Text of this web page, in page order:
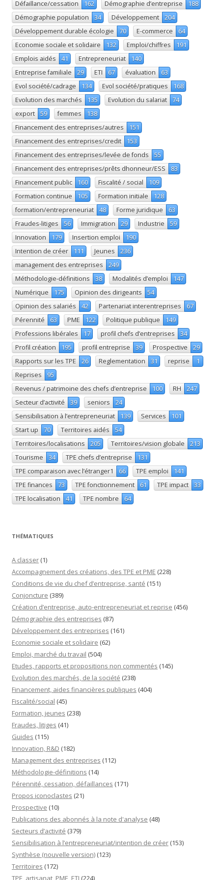
Défaillance/cessation
162 Démographie d’entreprise
188
Démographie population
34 Développement
204
Développement durable écologie
70 E-commerce
64
Economie sociale et solidaire
132 Emploi/chiffres
191
Emplois aidés
41 Entrepreneuriat
140
Entreprise familiale
29 ETI 67 évaluation
63
Evol société/cadrage
134 Evol société/pratiques
168
Evolution des marchés
135 Evolution du salariat
74
export
59 femmes
138
Financement des entreprises/autres
151
Financement des entreprises/credit
153
Financement des entreprises/levée de fonds
55
Financement des entreprises/prêts dhonneur/ESS
83
Financement public
160 Fiscalité / social
109
Formation continue
105 Formation initiale
128
formation/entrepreneuriat
48 Forme juridique
63
Fraudes-litiges
56 Immigration 29 Industrie
59
Innovation
179 Insertion emploi
190
Intention de créer
111 Jeunes
236
management des entreprises
249
Méthodologie-définitions
38 Modalités d’emploi
147
Numérique
175 Opinion des dirigeants
54
Opinion des salariés
42 Partenariat interentreprises
67
Pérennité
63 PME 122 Politique publique
149
Professions libérales
17 profil chefs d’entreprises
34
Profil création
195 profil entreprise 39 Prospective
29
Rapports sur les TPE
26 Reglementation 31 reprise
1
Reprises
95
Revenus / patrimoine des chefs d’entreprise
100 RH
247
Secteur d’activité
39 seniors
24
Sensibilisation à l’entrepreneuriat
139 Services
101
Start up
70 Territoires aidés
54
Territoires/localisations
205 Territoires/vision globale
213
Tourisme
34 TPE chefs d’entreprise
131
TPE comparaison avec l’étranger1
66 TPE emploi
141
TPE finances
73 TPE fonctionnement 61 TPE impact
33
TPE localisation
41 TPE nombre 64
THÉMATIQUES
A classer (1)
Accompagnement des créations, des TPE et PME (228)
Conditions de vie du chef d’entreprise, santé (151)
Conjoncture (389)
Création d’entreprise, auto-entrepreneuriat et reprise (456)
Démographie des entreprises (87)
Développement des entreprises (161)
Economie sociale et solidaire (62)
Emploi, marché du travail (504)
Etudes, rapports et propositions non commentés (145)
Evolution des marchés, de la société (238)
Financement, aides financières publiques (404)
Fiscalité/social (45)
Formation, jeunes (238)
Fraudes, litiges (41)
Guides (115)
Innovation, R&D (182)
Management des entreprises (112)
Méthodologie-définitions (14)
Pérennité, cessation, défaillances (171)
Propos iconoclastes (21)
Prospective (10)
Publications des abonnés à la note d'analyse (48)
Secteurs d’activité (379)
Sensibilisation à l’entrepreneuriat/intention de créer (153)
Synthèse (nouvelle version) (123)
Territoires (172)
TPE, artisanat, PME, ETI (224)